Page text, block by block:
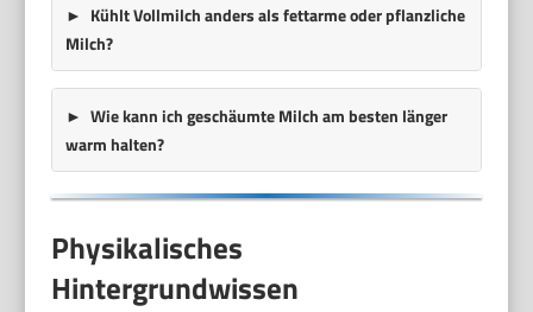
Kühlt Vollmilch anders als fettarme oder pflanzliche
Milch?
Wie kann ich geschäumte Milch am besten länger
warm halten?
Physikalisches
Hintergrundwissen